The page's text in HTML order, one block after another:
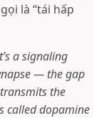
là “tái hấp
a signaling
— the gap
the
called dopamine